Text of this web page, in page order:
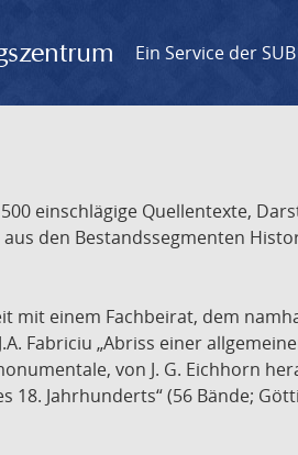
Ein Service der
einschlägige Quellentexte,
den Bestandssegmenten
mit einem Fachbeirat, dem
Fabriciu „Abriss einer
von J. G. Eichhorn
Jahrhunderts“ (56 Bände;